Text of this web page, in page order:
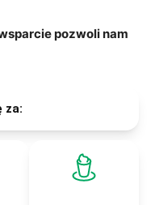
pozwoli nam
za: